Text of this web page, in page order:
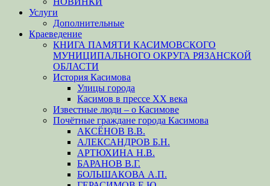
Услуги
Дополнительные
Краеведение
КНИГА ПАМЯТИ КАСИМОВСКОГО
МУНИЦИПАЛЬНОГО ОКРУГА РЯЗАНСКОЙ
ОБЛАСТИ
История Касимова
Улицы города
Касимов в прессе XX века
Известные люди – о Касимове
Почётные граждане города Касимова
АКСЁНОВ В.В.
АЛЕКСАНДРОВ Б.Н.
АРТЮХИНА Н.В.
БАРАНОВ В.Г.
БОЛЬШАКОВА А.П.